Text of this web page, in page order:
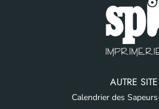
AUTRE SITE
Calendrier des